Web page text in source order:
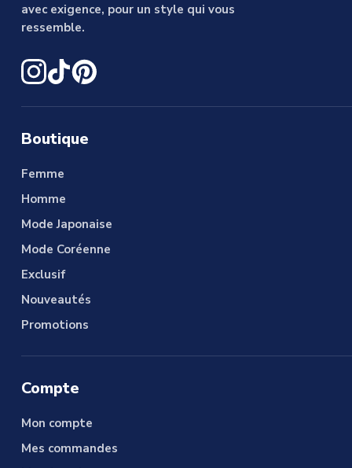
avec exigence, pour un style qui vous
ressemble.
Boutique
Femme
Homme
Mode Japonaise
Mode Coréenne
Exclusif
Nouveautés
Promotions
Compte
Mon compte
Mes commandes